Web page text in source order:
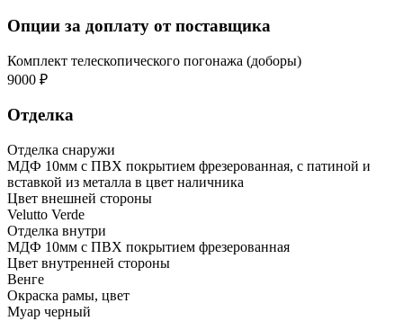
Опции за доплату от поставщика
Комплект телескопического погонажа (доборы)
9000 ₽
Отделка
Отделка снаружи
МДФ 10мм с ПВХ покрытием фрезерованная, с патиной и
вставкой из металла в цвет наличника
Цвет внешней стороны
Velutto Verde
Отделка внутри
МДФ 10мм с ПВХ покрытием фрезерованная
Цвет внутренней стороны
Венге
Окраска рамы, цвет
Муар черный